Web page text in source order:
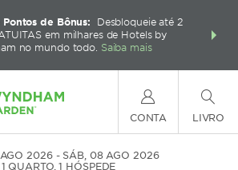
de Bônus:
Desbloqueie até 2
em milhares de Hotels by
no mundo todo. Saiba mais
mais
também
CONTA LIVRO
2026
SÁB, 08 AGO 2026
1 QUARTO,1 HÓSPEDE